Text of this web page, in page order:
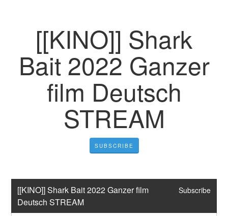
[[KINO]] Shark
Bait 2022 Ganzer
film Deutsch
STREAM
SUBSCRIBE
[[KINO]] Shark Bait 2022 Ganzer film
Deutsch STREAM
Subscribe